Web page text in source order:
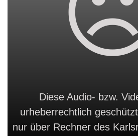
Diese Audio- bzw.
urheberrechtlich
nur über Rechner des